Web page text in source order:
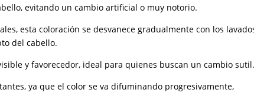
evitando un cambio artificial o muy notorio.
esta coloración se desvanece gradualmente con los
del cabello.
y favorecedor, ideal para quienes buscan un cambio sutil.
ya que el color se va difuminando progresivamente,